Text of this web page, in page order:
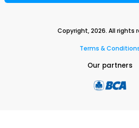
Copyright,2026. All rights
Terms &
Our partners